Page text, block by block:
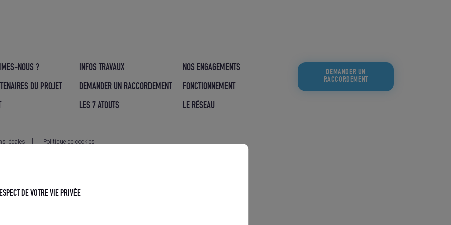
DE VOTRE VIE PRIVÉE
NOUS ? INFOS TRAVAUX
NOS ENGAGEMENTS
DU PROJET
DEMANDER UN RACCORDEMENT
FONCTIONNEMENT
LES 7 ATOUTS LE RÉSEAU
DEMANDER UN
RACCORDEMENT
légales Politique de cookies